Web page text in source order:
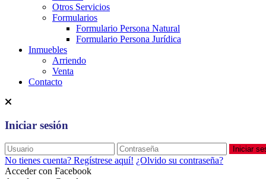
Otros Servicios
Formularios
Formulario Persona Natural
Formulario Persona Jurídica
Inmuebles
Arriendo
Venta
Contacto
Iniciar sesión
Iniciar
No tienes cuenta? Regístrese aquí! ¿Olvido su contraseña?
Acceder con Facebook